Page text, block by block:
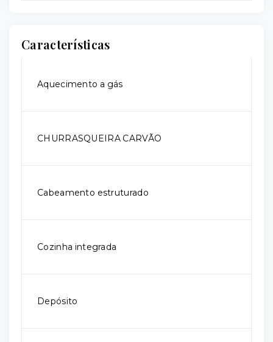
Características
Aquecimento a gás
CHURRASQUEIRA CARVÃO
Cabeamento estruturado
Cozinha integrada
Depósito